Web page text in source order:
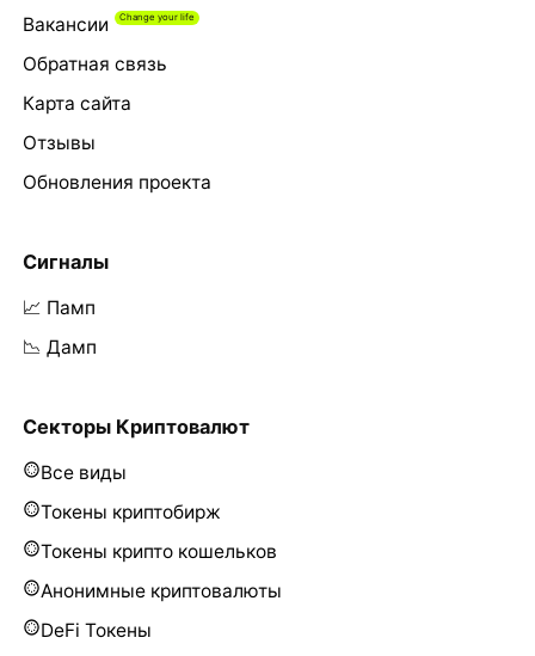
Вакансии
Обратная связь
Карта сайта
Отзывы
Обновления проекта
Сигналы
📈 Памп
📉 Дамп
Секторы Криптовалют
Все виды
Токены криптобирж
Токены крипто кошельков
Анонимные криптовалюты
DeFi Токены